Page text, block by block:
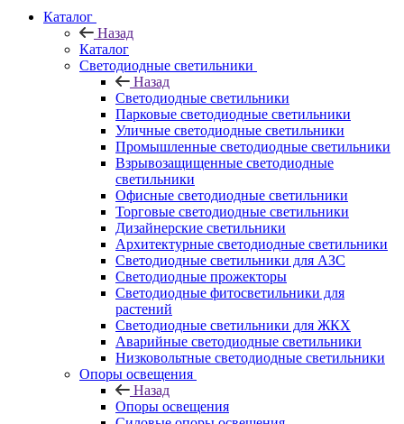
Каталог
Назад
Каталог
Светодиодные светильники
Назад
Светодиодные светильники
Парковые светодиодные светильники
Уличные светодиодные светильники
Промышленные светодиодные светильники
Взрывозащищенные светодиодные
светильники
Офисные светодиодные светильники
Торговые светодиодные светильники
Дизайнерские светильники
Архитектурные светодиодные светильники
Светодиодные светильники для АЗС
Светодиодные прожекторы
Светодиодные фитосветильники для
растений
Светодиодные светильники для ЖКХ
Аварийные светодиодные светильники
Низковольтные светодиодные светильники
Опоры освещения
Назад
Опоры освещения